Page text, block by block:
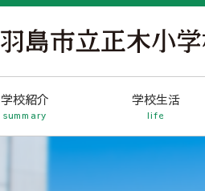
学校紹介
summary
学校生活
life